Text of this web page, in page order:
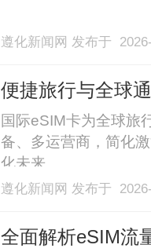
遵化新闻网 发布于
便捷旅行与全球
面解析
国际eSIM卡为全球旅
备、多运营商，简化
化未来。......
遵化新闻网 发布于
全面解析eSIM流